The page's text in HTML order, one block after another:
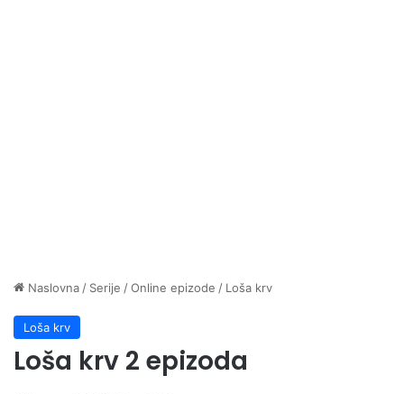
Naslovna / Serije /Online epizode / Loša krv
Loša krv
Loša krv 2 epizoda